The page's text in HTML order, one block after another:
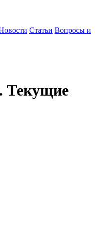
Статьи Вопросы и
Текущие